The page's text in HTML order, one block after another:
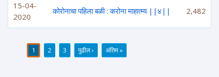
15-04-
2020
कोरोनाचा पहिला बळी : करोना माहात्म्य ||४|| 2,482
1 2 3 पुढील › अंतिम »